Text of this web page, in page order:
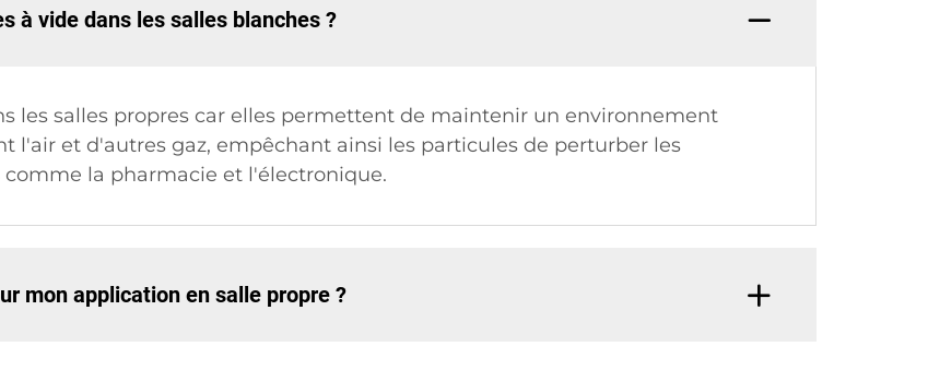
à vide dans les salles blanches ?
les salles propres car elles permettent de maintenir un environnement
l'air et d'autres gaz, empêchant ainsi les particules de perturber les
la pharmacie et l'électronique.
mon application en salle propre ?